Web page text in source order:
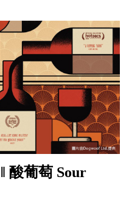
酸葡萄 Sour